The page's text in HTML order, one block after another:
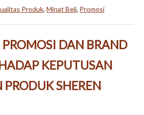
Produk, Minat Beli, Promosi
DAN BRAND
KEPUTUSAN
SHEREN